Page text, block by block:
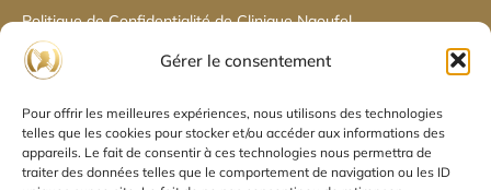
Gérer le consentement
Pour offrir les meilleures expériences, nous utilisons des technologies
telles que les cookies pour stocker et/ou accéder aux informations des
appareils. Le fait de consentir à ces technologies nous permettra de
traiter des données telles que le comportement de navigation ou les ID
Politique de Confidentialité de Clinique Naoufel
Politique de cookies
Déclaration de confidentialité